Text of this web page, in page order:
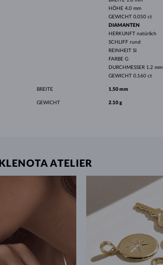
HÖHE 4.0 mm
GEWICHT 0.050 ct
DIAMANTEN
HERKUNFT natürlich
SCHLIFF rund
REINHEIT SI
FARBE G
DURCHMESSER 1.2 mm
GEWICHT 0.160 ct
BREITE 1.50 mm
GEWICHT 2.10 g
KLENOTA ATELIER